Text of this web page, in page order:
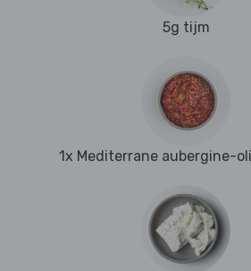
5g tijm
1x Mediterrane aubergine-